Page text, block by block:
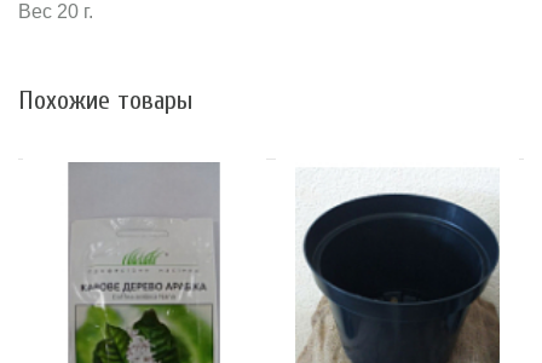
Вес 20 г.
Похожие товары